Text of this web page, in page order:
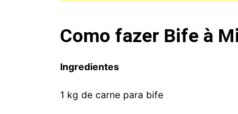
Como fazer Bife à
Ingredientes
1 kg de carne para bife